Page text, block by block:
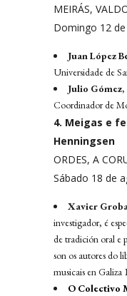
MEIRÁS,
Domingo 12
Juan López
Universidade de
Julio Gómez,
Coordinador de
4. Meigas e
Henningsen
ORDES, A
Sábado 18 de
Xavier
investigador, é
de tradición oral e
son os autores do
musicais en Galiza
O Colectivo